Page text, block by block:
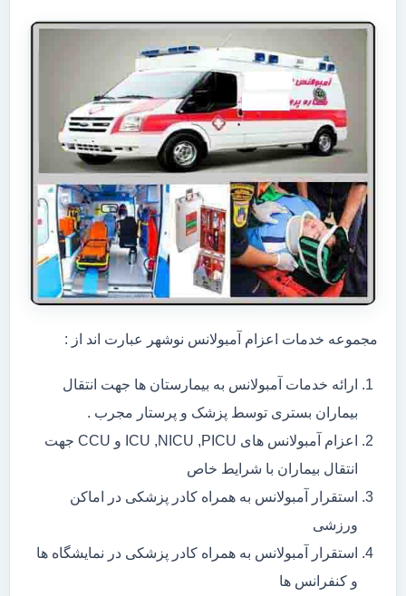
مجموعه خدمات اعزام آمبولانس نوشهر عبارت اند از :
ارائه خدمات آمبولانس به بیمارستان ها جهت انتقال
بیماران بستری توسط پزشک و پرستار مجرب .
اعزام آمبولانس های ICU ,NICU ,PICU و CCU جهت
انتقال بیماران با شرایط خاص
استقرار آمبولانس به همراه کادر پزشکی در اماکن
ورزشی
استقرار آمبولانس به همراه کادر پزشکی در نمایشگاه ها
و کنفرانس ها